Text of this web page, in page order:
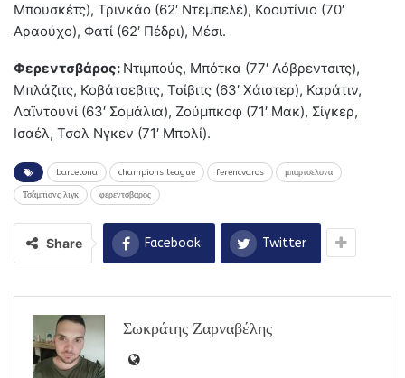
Μπουσκέτς), Τρινκάο (62′ Ντεμπελέ), Κοουτίνιο (70′
Αραούχο), Φατί (62′ Πέδρι), Μέσι.
Φερεντσβάρος: Ντιμπούς, Μπότκα (77′ Λόβρεντσιτς),
Μπλάζιτς, Κοβάτσεβιτς, Τσίβιτς (63′ Χάιστερ), Καράτιν,
Λαϊντουνί (63′ Σομάλια), Ζούμπκοφ (71′ Μακ), Σίγκερ,
Ισαέλ, Τσολ Νγκεν (71′ Μπολί).
barcelona champions league ferencvaros μπαρτσελονα
Τσάμπιονς λιγκ φερεντσβαρος
Share Facebook Twitter
Σωκράτης Ζαρναβέλης